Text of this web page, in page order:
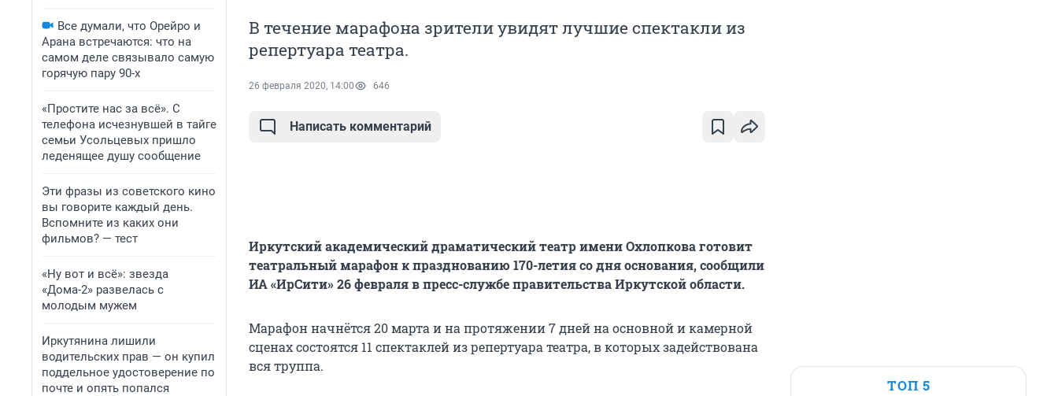
Все думали, что Орейро и
Арана встречаются: что на
самом деле связывало самую
горячую пару 90-х
«Простите нас за всё». С
телефона исчезнувшей в тайге
семьи Усольцевых пришло
леденящее душу сообщение
Эти фразы из советского кино
вы говорите каждый день.
Вспомните из каких они
фильмов? — тест
«Ну вот и всё»: звезда
«Дома-2» развелась с
молодым мужем
Иркутянина лишили
водительских прав — он купил
поддельное удостоверение по
почте и опять попался
В течение марафона зрители увидят лучшие спектакли из
репертуара театра.
26 февраля 2020, 14:00 646
Написать комментарий
Иркутский академический драматический театр имени Охлопкова готовит
театральный марафон к празднованию 170-летия со дня основания, сообщили
ИА «ИрСити» 26 февраля в пресс-службе правительства Иркутской области.
Марафон начнётся 20 марта и на протяжении 7 дней на основной и камерной
сценах состоятся 11 спектаклей из репертуара театра, в которых задействована
вся труппа.
ТОП 5